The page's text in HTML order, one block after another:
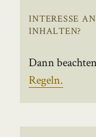
INTERESSE
INHALTEN?
Dann
Regeln.